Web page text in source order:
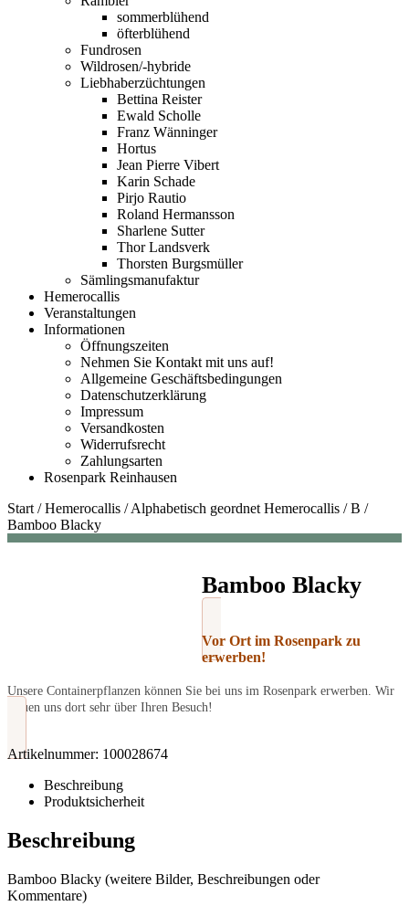
sommerblühend
öfterblühend
Fundrosen
Wildrosen/-hybride
Liebhaberzüchtungen
Bettina Reister
Ewald Scholle
Franz Wänninger
Hortus
Jean Pierre Vibert
Karin Schade
Pirjo Rautio
Roland Hermansson
Sharlene Sutter
Thor Landsverk
Thorsten Burgsmüller
Sämlingsmanufaktur
Hemerocallis
Veranstaltungen
Informationen
Öffnungszeiten
Nehmen Sie Kontakt mit uns auf!
Allgemeine Geschäftsbedingungen
Datenschutzerklärung
Impressum
Versandkosten
Widerrufsrecht
Zahlungsarten
Rosenpark Reinhausen
Start /Hemerocallis /Alphabetisch geordnet Hemerocallis /B /
Bamboo Blacky
Bamboo Blacky
Vor Ort im Rosenpark zu
erwerben!
Unsere Containerpflanzen können Sie bei uns im Rosenpark erwerben. Wir
freuen uns dort sehr über Ihren Besuch!
Artikelnummer: 100028674
Beschreibung
Produktsicherheit
Beschreibung
Bamboo Blacky (weitere Bilder, Beschreibungen oder
Kommentare)